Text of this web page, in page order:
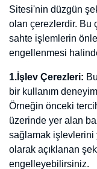
Hangi Çerezler
Kullanım
Kullanılması Zorunlu
çerezlere, sistemin
ihtiyaç vardır ve
1.İşlev Çerezleri: Bu
kullanım deneyimi
önceki tercihlerinizi
içeriklere rahatça
getirmektedir. Aşağıda
kullanımını